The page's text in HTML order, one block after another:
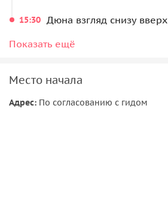
15:30 Дюна взгляд снизу вверх
Королевский бор
Возращение домой
Показать ещё
Место начала
Адрес: По согласованию с гидом